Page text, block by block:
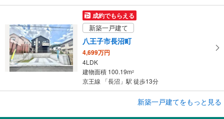
成約でもらえる
新築一戸建て
八王子市長沼町
4,699万円
4LDK
建物面積 100.19m2
京王線 「長沼」駅 徒歩13分
新築一戸建てをもっと見る